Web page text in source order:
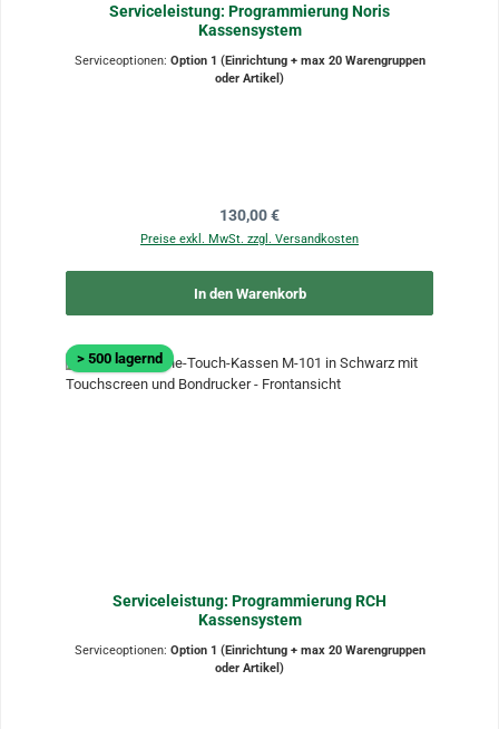
Serviceleistung: Programmierung Noris
Kassensystem
Serviceoptionen: Option 1 (Einrichtung + max 20 Warengruppen
oder Artikel)
Regulärer Preis:
130,00 €
Preise exkl. MwSt. zzgl. Versandkosten
In den Warenkorb
> 500 lagernd
Serviceleistung: Programmierung RCH
Kassensystem
Serviceoptionen: Option 1 (Einrichtung + max 20 Warengruppen
oder Artikel)